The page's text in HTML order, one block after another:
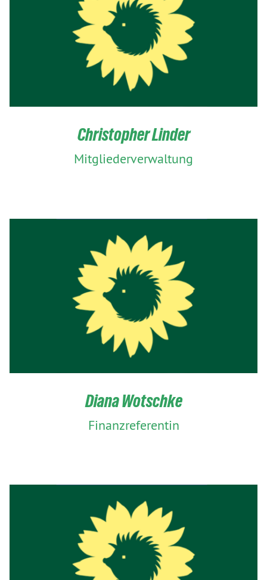
Christopher Linder
Mitgliederverwaltung
Diana Wotschke
Finanzreferentin